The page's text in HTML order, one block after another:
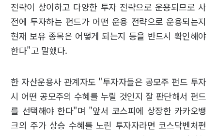
전략이 상이하고 다양한 투자 전략으로 운용되므로 사
전에 투자하는 펀드가 어떤 운용 전략으로 운용되는지
현재 보유 종목은 어떻게 되는지 등을 반드시 확인해야
한다"고 말했다.
한 자산운용사 관계자도 "투자자들은 공모주 펀드 투자
시 어떤 공모주의 수혜를 누릴 것인지 잘 판단해서 펀드
를 선택해야 한다"며 "앞서 코스피에 상장한 카카오뱅
크의 주가 상승 수혜를 노린 투자자라면 코스닥벤처펀